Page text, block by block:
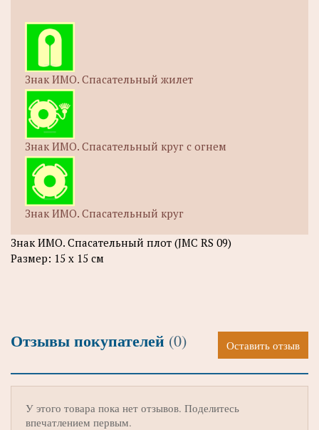
Знак ИМО. Спасательный жилет
Знак ИМО. Спасательный круг с огнем
Знак ИМО. Спасательный круг
Знак ИМО. Спасательный плот (JMC RS 09)
Размер: 15 х 15 см
Отзывы покупателей (0) Оставить отзыв
У этого товара пока нет отзывов. Поделитесь
впечатлением первым.